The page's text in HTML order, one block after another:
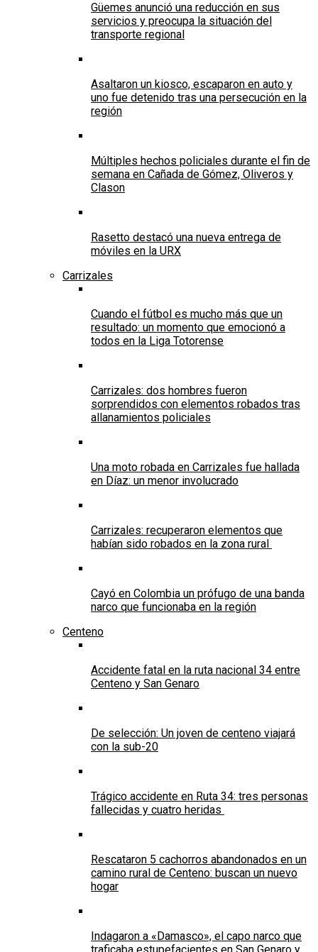
Güemes anunció una reducción en sus
servicios y preocupa la situación del
transporte regional
Asaltaron un kiosco, escaparon en auto y
uno fue detenido tras una persecución en la
región
Múltiples hechos policiales durante el fin de
semana en Cañada de Gómez, Oliveros y
Clason
Rasetto destacó una nueva entrega de
móviles en la URX
Carrizales
Cuando el fútbol es mucho más que un
resultado: un momento que emocionó a
todos en la Liga Totorense
Carrizales: dos hombres fueron
sorprendidos con elementos robados tras
allanamientos policiales
Una moto robada en Carrizales fue hallada
en Díaz: un menor involucrado
Carrizales: recuperaron elementos que
habían sido robados en la zona rural
Cayó en Colombia un prófugo de una banda
narco que funcionaba en la región
Centeno
Accidente fatal en la ruta nacional 34 entre
Centeno y San Genaro
De selección: Un joven de centeno viajará
con la sub-20
Trágico accidente en Ruta 34: tres personas
fallecidas y cuatro heridas
Rescataron 5 cachorros abandonados en un
camino rural de Centeno: buscan un nuevo
hogar
Indagaron a «Damasco», el capo narco que